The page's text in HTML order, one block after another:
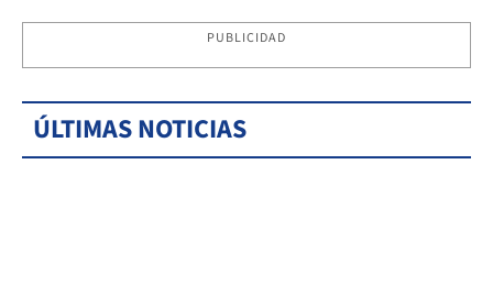
PUBLICIDAD
ÚLTIMAS NOTICIAS